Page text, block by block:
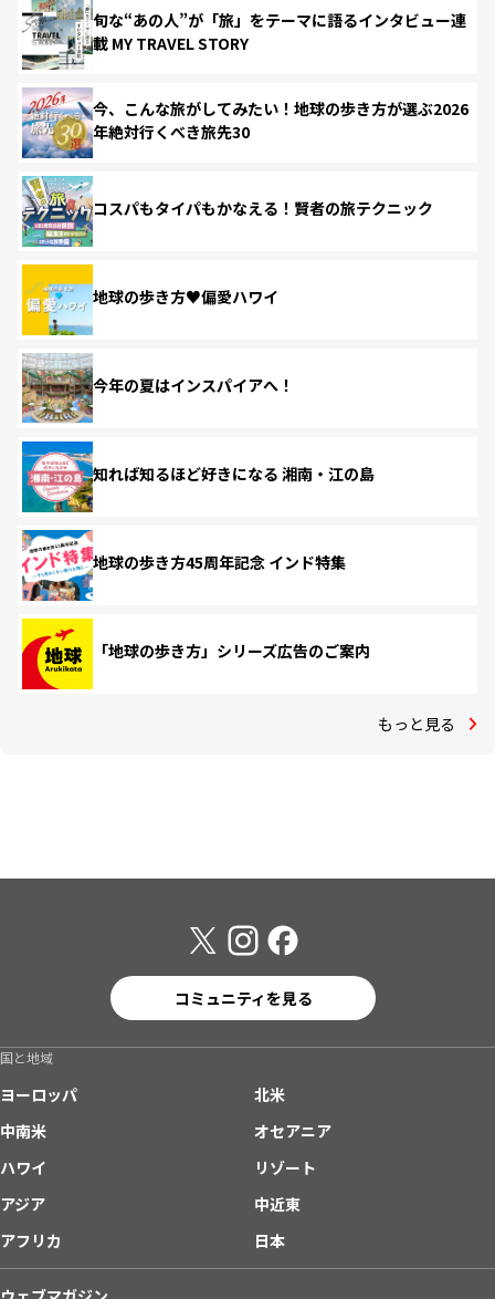
旬な“あの人”が「旅」をテーマに語るインタビュー連
載 MY TRAVEL STORY
今、こんな旅がしてみたい！地球の歩き方が選ぶ2026
年絶対行くべき旅先30
コスパもタイパもかなえる！賢者の旅テクニック
地球の歩き方♥偏愛ハワイ
今年の夏はインスパイアへ！
知れば知るほど好きになる 湘南・江の島
地球の歩き方45周年記念 インド特集
「地球の歩き方」シリーズ広告のご案内
もっと見る
コミュニティを見る
国と地域
ヨーロッパ
北米
中南米
オセアニア
ハワイ
リゾート
アジア
中近東
アフリカ
日本